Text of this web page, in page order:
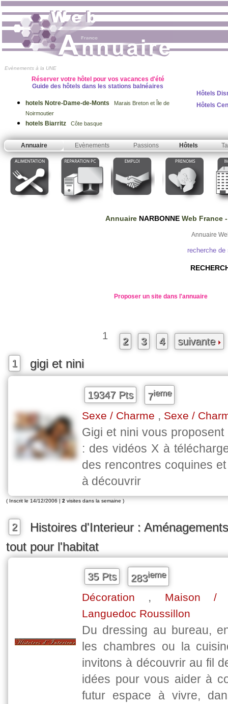
Evènements à la UNE
Réserver votre hôtel pour vos vacances d'été
Guide des hôtels dans les stations balnéaires
hotels Notre-Dame-de-Monts
Marais Breton et Île de
Noirmoutier
hotels Biarritz Côte basque
Hôtels
Hôtels
Annuaire Evènements Passions Hôtels
Annuaire NARBONNEWeb France-
Annuaire
recherche de
Proposer un site dans l'annuaire
1 2 3 4
suivante
1
gigi et nini
19347 Pts 7ieme
Sexe / Charme , Sexe /
Gigi et nini vous
: des vidéos X à
des rencontres coquines
à découvrir
( Inscrit le 14/12/2006 | 2 visites dans la semaine )
2
Histoires d'Interieur :
tout pour l'habitat
35 Pts 283ieme
Décoration , Maison /
Languedoc Roussillon
Du dressing au bureau,
les chambres ou la
invitons à découvrir au fil
idées pour vous aider à
futur espace à vivre,